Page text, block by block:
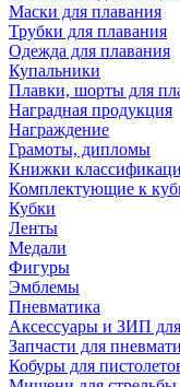
Маски для плавания
Трубки для плавания
Одежда для плавания
Купальники
Плавки, шорты для
Наградная продукция
Награждение
Грамоты, дипломы
Книжки
Комплектующие к
Кубки
Ленты
Медали
Фигуры
Эмблемы
Пневматика
Аксессуары и ЗИП
Запчасти для
Кобуры для